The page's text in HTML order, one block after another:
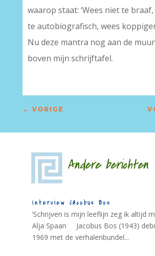
waarop staat: ‘Wees niet te
te autobiografisch, wees
Nu deze mantra nog aan de
boven mijn schrijftafel.
← VORIGE
Andere berichten
Interview Jacobus Bos
‘Schrijven is mijn leeflijn zeg ik altijd
Alja Spaan Jacobus Bos (1943)
1969 met de verhalenbundel...